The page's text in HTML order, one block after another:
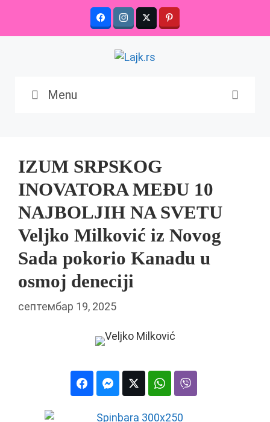
content
Menu
IZUM SRPSKOG
INOVATORA MEĐU 10
NAJBOLJIH NA SVETU
Veljko Milković iz Novog
Sada pokorio Kanadu u
osmoj deneciji
септембар 19, 2025